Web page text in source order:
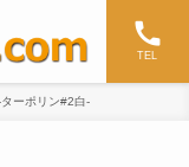
TEL
ーポリン#2白-